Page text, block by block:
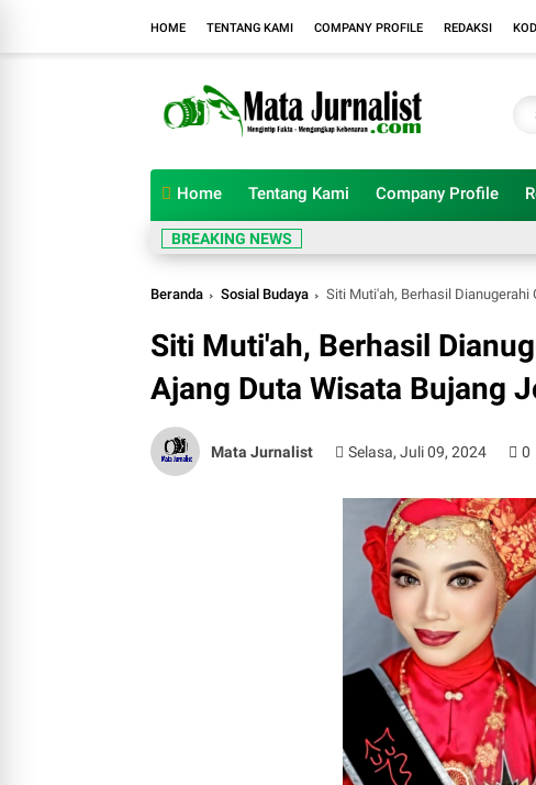
HOME TENTANG KAMI COMPANY PROFILE REDAKSI
Home Tentang Kami Company Profile
BREAKING NEWS
Beranda Sosial Budaya Siti Muti'ah, Berhasil Dianugerahi
Siti Muti'ah, Berhasil
Ajang Duta Wisata Bujang
Mata Jurnalist Selasa, Juli 09, 2024 0